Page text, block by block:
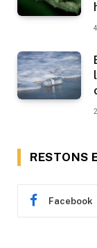
RESTONS
Facebook